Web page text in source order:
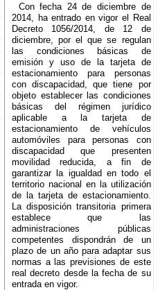
Con fecha 24 de diciembre de
2014, ha entrado en vigor el Real
Decreto 1056/2014, de 12 de
diciembre, por el que se regulan
las condiciones básicas de
emisión y uso de la tarjeta de
estacionamiento para personas
con discapacidad, que tiene por
objeto establecer las condiciones
básicas del régimen jurídico
aplicable a la tarjeta de
estacionamiento de vehículos
automóviles para personas con
discapacidad que presenten
movilidad reducida, a fin de
garantizar la igualdad en todo el
territorio nacional en la utilización
de la tarjeta de estacionamiento.
La disposición transitoria primera
establece que las
administraciones públicas
competentes dispondrán de un
plazo de un año para adaptar sus
normas a las previsiones de este
real decreto desde la fecha de su
entrada en vigor.